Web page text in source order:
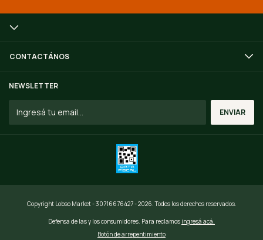
CONTACTÁNOS
NEWSLETTER
Copyright Lobso Market - 30716676427 - 2026. Todos los derechos reservados.
Defensa de las y los consumidores. Para reclamos ingresá acá.
Botón de arrepentimiento